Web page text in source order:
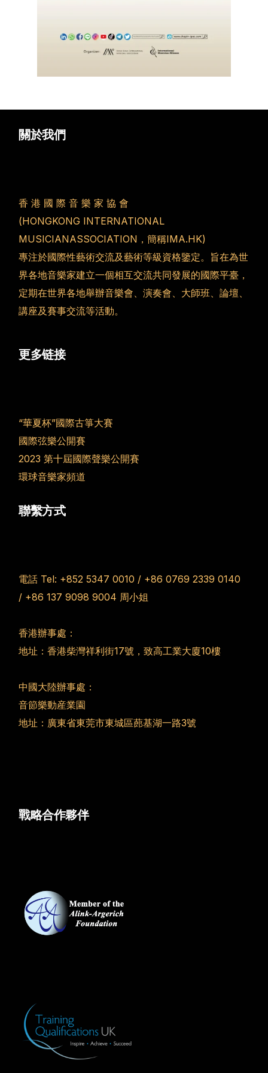
關於我們
香 港 國 際 音 樂 家 協 會
(HONGKONG INTERNATIONAL
MUSICIANASSOCIATION，簡稱IMA.HK)
專注於國際性藝術交流及藝術等級資格鑒定。旨在為世
界各地音樂家建立一個相互交流共同發展的國際平臺，
定期在世界各地舉辦音樂會、演奏會、大師班、論壇、
講座及賽事交流等活動。
更多链接
“華夏杯”國際古箏大賽
國際弦樂公開賽
2023 第十屆國際聲樂公開賽
環球音樂家頻道
聯繫方式
電話 Tel: +852 5347 0010 / +86 0769 2339 0140
/ +86 137 9098 9004 周小姐
香港辦事處：
地址：香港柴灣祥利街17號，致高工業大廈10樓
中國大陸辦事處：
音節樂動産業園
地址：廣東省東莞市東城區蓢基湖一路3號
戰略合作夥伴